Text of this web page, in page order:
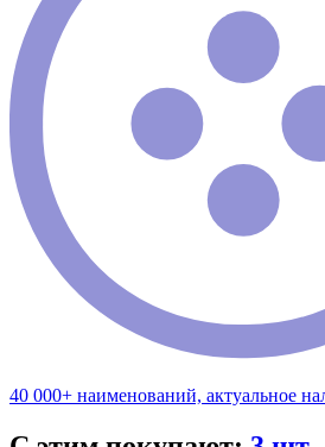
40 000+ наименований, актуальное